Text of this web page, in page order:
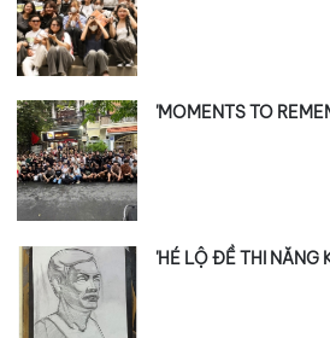
'MOMENTS TO
'HÉ LỘ ĐỀ THI NĂNG